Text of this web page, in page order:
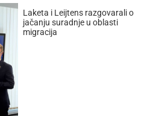
Laketa i Leijtens razgovarali o
jačanju suradnje u oblasti
migracija